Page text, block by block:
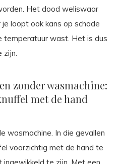
Het dood weliswaar
loopt ook kans op schade
temperatuur wast. Het is dus
zijn.
zonder wasmachine:
met de hand
wasmachine. In die gevallen
voorzichtig met de hand te